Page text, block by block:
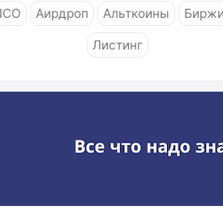
ICO Аирдроп Альткоины Биржи
Листинг